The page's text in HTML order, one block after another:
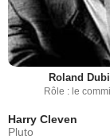
Roland
Rôle : le
Harry Cleven
Pluto